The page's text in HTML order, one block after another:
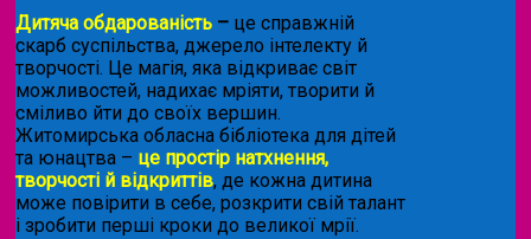
Дитяча обдарованість – це справжній
скарб суспільства, джерело інтелекту й
творчості. Це магія, яка відкриває світ
можливостей, надихає мріяти, творити й
сміливо йти до своїх вершин.
Житомирська обласна бібліотека для дітей
та юнацтва – це простір натхнення,
творчості й відкриттів, де кожна дитина
може повірити в себе, розкрити свій талант
і зробити перші кроки до великої мрії.